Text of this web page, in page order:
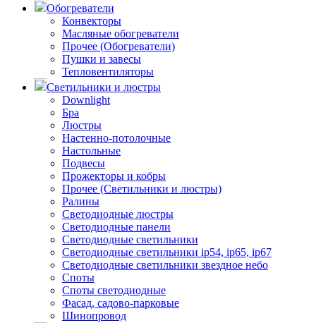
Обогреватели
Конвекторы
Масляные обогреватели
Прочее (Обогреватели)
Пушки и завесы
Тепловентиляторы
Светильники и люстры
Downlight
Бра
Люстры
Настенно-потолочные
Настольные
Подвесы
Прожекторы и кобры
Прочее (Светильники и люстры)
Ралины
Светодиодные люстры
Светодиодные панели
Светодиодные светильники
Светодиодные светильники ip54, ip65, ip67
Светодиодные светильники звездное небо
Споты
Споты светодиодные
Фасад, садово-парковые
Шинопровод